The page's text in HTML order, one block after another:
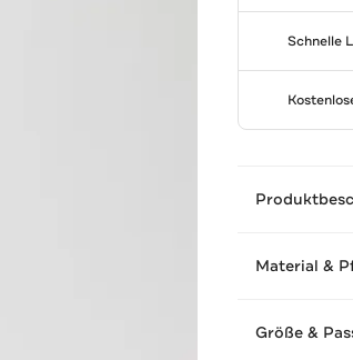
Schnelle
Material &
Größe &